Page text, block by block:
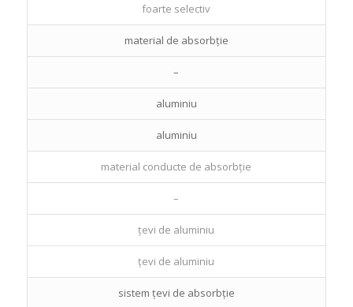
foarte selectiv
material de absorbție
–
aluminiu
aluminiu
material conducte de absorbție
–
țevi de aluminiu
țevi de aluminiu
sistem țevi de absorbție